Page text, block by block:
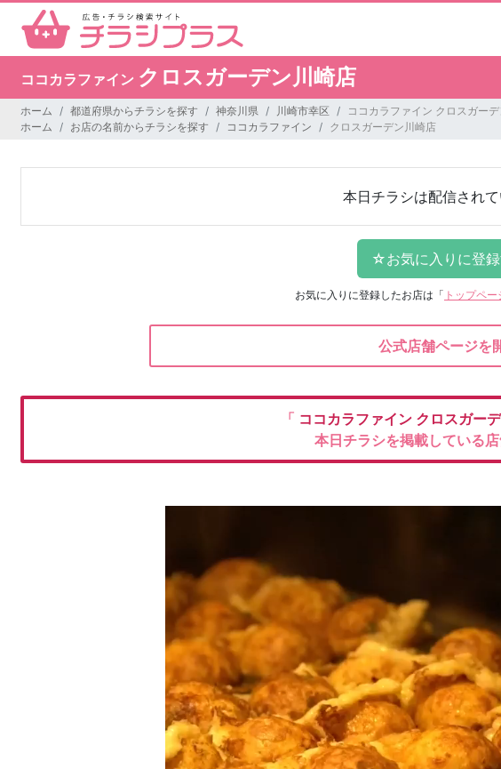
ココカラファイン クロスガーデン川崎店
ホーム 都道府県からチラシを探す 神奈川県 川崎市幸区
ココカラファイン クロスガー
ホーム
お店の名前からチラシを探す ココカラファイン クロスガーデン川崎店
本日チラシは配信され
お気に入りに登録したお店は 「 トップペー
公式店舗ページを
「 ココカラファイン クロスガー
本日チラシを掲載している店